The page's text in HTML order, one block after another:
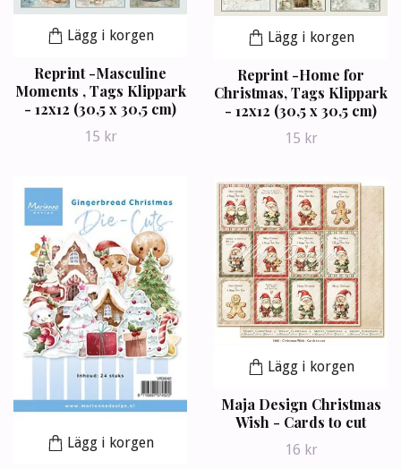
Lägg i korgen
Reprint -Masculine
Moments , Tags Klippark
- 12x12 (30,5 x 30,5 cm)
15 kr
Lägg i korgen
Reprint -Home for
Christmas, Tags Klippark
- 12x12 (30,5 x 30,5 cm)
15 kr
Lägg i korgen
Lägg i korgen
Maja Design Christmas
Wish - Cards to cut
16 kr